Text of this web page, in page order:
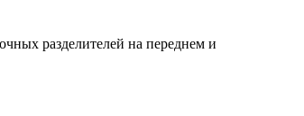
разделителей на переднем и